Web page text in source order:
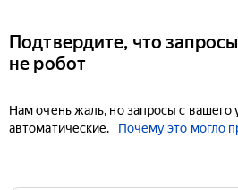
Подтвердите, что
не робот
Нам очень жаль, но запросы с вашего
автоматические.
Почему это могло